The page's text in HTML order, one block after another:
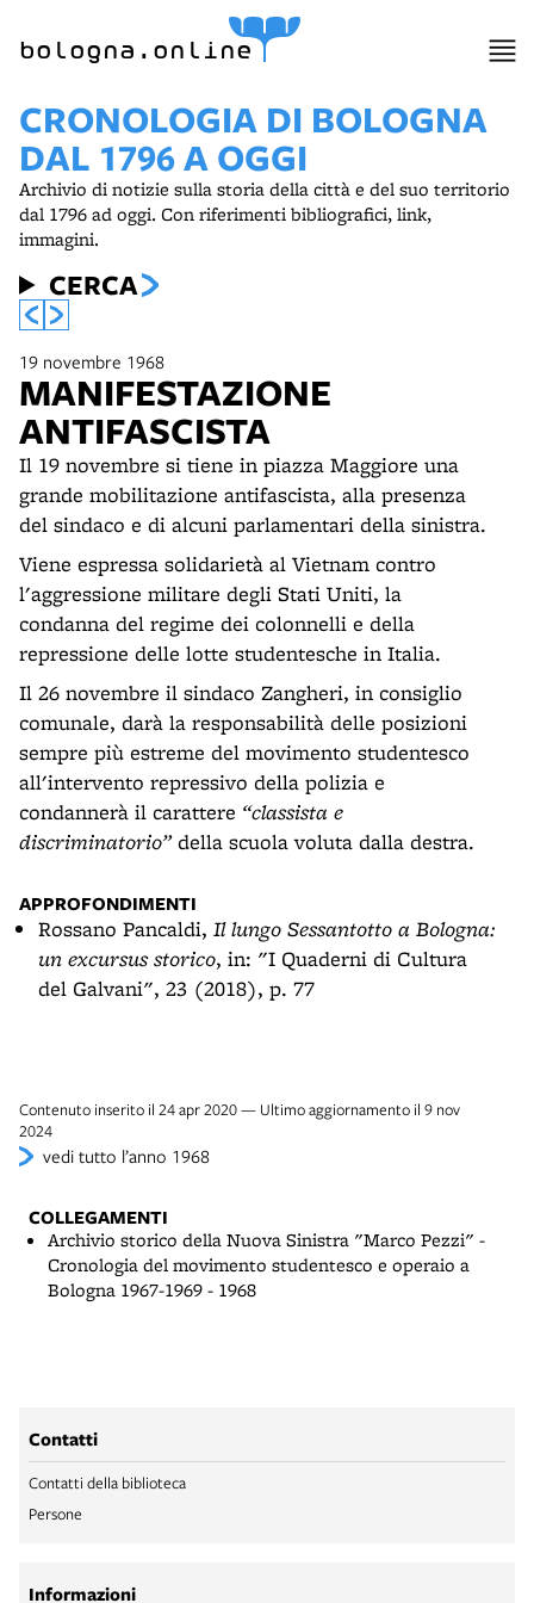
bologna.online
CRONOLOGIA DI BOLOGNA
DAL 1796 A OGGI
Archivio di notizie sulla storia della città e del suo territorio
dal 1796 ad oggi. Con riferimenti bibliografici, link,
immagini.
CERCA
19 novembre 1968
MANIFESTAZIONE
ANTIFASCISTA
Il 19 novembre si tiene in piazza Maggiore una
grande mobilitazione antifascista, alla presenza
del sindaco e di alcuni parlamentari della sinistra.
Viene espressa solidarietà al Vietnam contro
l'aggressione militare degli Stati Uniti, la
condanna del regime dei colonnelli e della
repressione delle lotte studentesche in Italia.
Il 26 novembre il sindaco Zangheri, in consiglio
comunale, darà la responsabilità delle posizioni
sempre più estreme del movimento studentesco
all'intervento repressivo della polizia e
condannerà il carattere “classista e
discriminatorio”della scuola voluta dalla destra.
APPROFONDIMENTI
Rossano Pancaldi, Il lungo Sessantotto a Bologna:
un excursus storico, in: "I Quaderni di Cultura
del Galvani", 23 (2018), p. 77
Contenuto inserito il 24 apr 2020 — Ultimo aggiornamento il 9 nov
2024
vedi tutto l’anno 1968
COLLEGAMENTI
Archivio storico della Nuova Sinistra "Marco Pezzi" -
Cronologia del movimento studentesco e operaio a
Bologna 1967-1969 - 1968
Contatti
Contatti della biblioteca
Persone
Informazioni